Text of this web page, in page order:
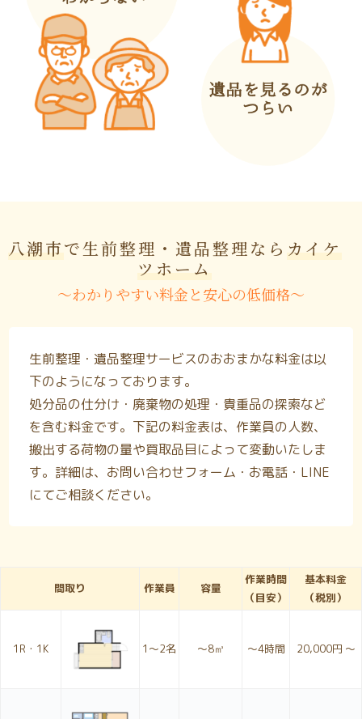
八潮市で生前整理・遺品整理なら カイケ
ツホーム
〜わかりやすい料金と安心の低価格〜
生前整理・遺品整理サービスのおおまかな料金は以
下のようになっております。
処分品の仕分け・廃棄物の処理・貴重品の探索など
を含む料金です。下記の料金表は、作業員の人数、
搬出する荷物の量や買取品目によって変動いたしま
す。詳細は、お問い合わせフォーム・お電話・LINE
にてご相談ください。
間取り 作業員 容量
作業時間
（目安）
基本料金
（税別）
1R・1K 1〜2名 ～8㎥ ～4時間 20,000円 ～